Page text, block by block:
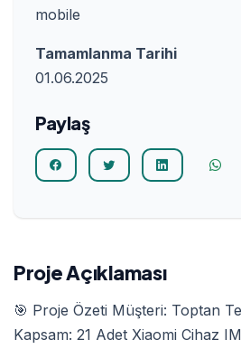
mobile
Tamamlanma Tarihi
01.06.2025
Paylaş
Proje Açıklaması
🎯 Proje Özeti Müşteri: Toptan
Kapsam: 21 Adet Xiaomi Cihaz